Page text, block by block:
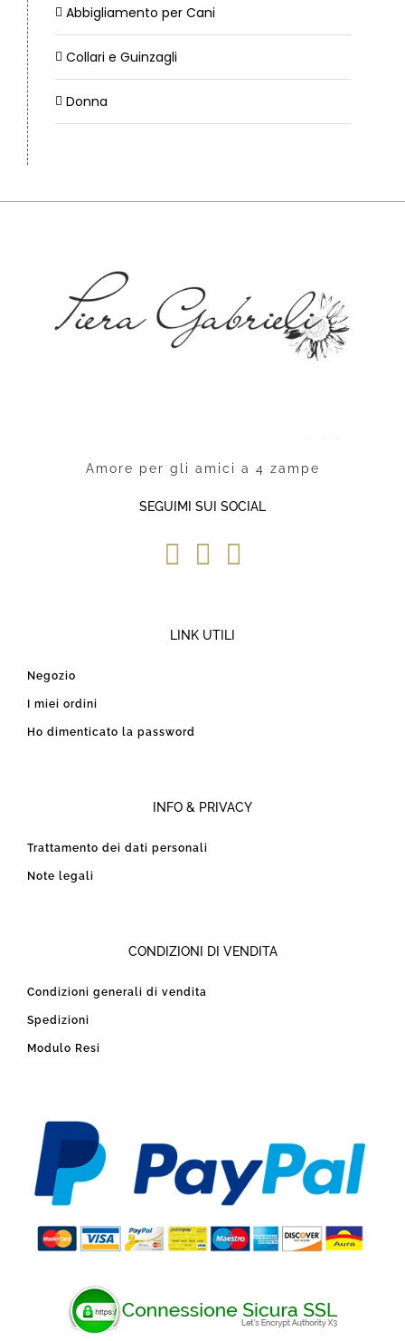
Abbigliamento per Cani
Collari e Guinzagli
Donna
Amore per gli amici a 4 zampe
SEGUIMI SUI SOCIAL
LINK UTILI
Negozio
I miei ordini
Ho dimenticato la password
INFO & PRIVACY
Trattamento dei dati personali
Note legali
CONDIZIONI DI VENDITA
Condizioni generali di vendita
Spedizioni
Modulo Resi